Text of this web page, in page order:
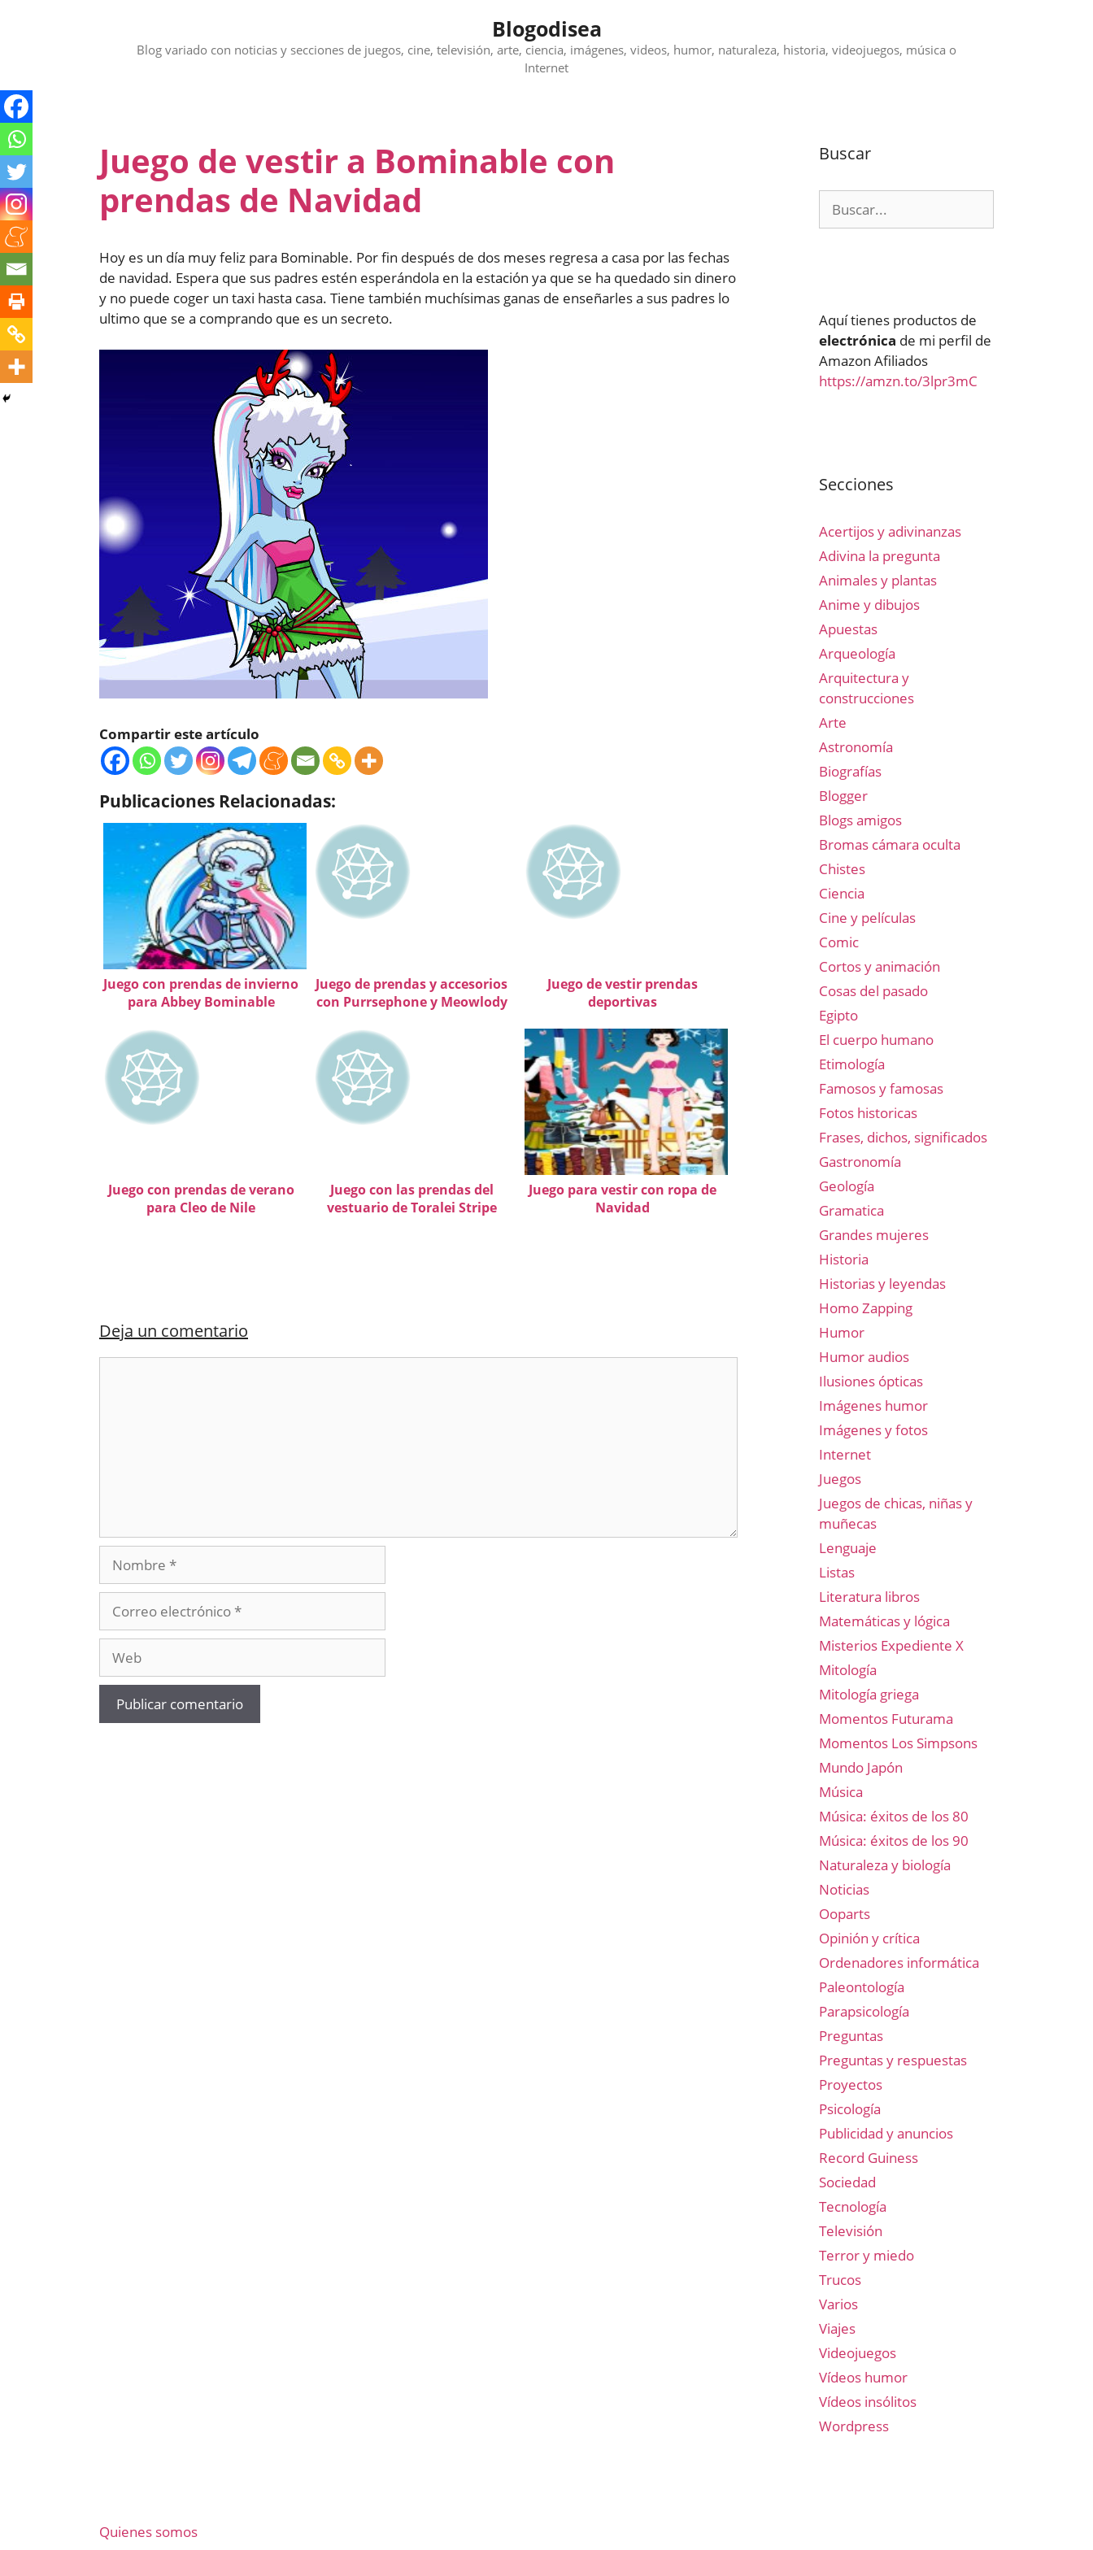
Blogodisea
Blog variado con noticias y secciones de juegos, cine, televisión, arte, ciencia, imágenes, videos, humor, naturaleza, historia, videojuegos, música o
Internet
Juego de vestir a Bominable con
prendas de Navidad
Hoy es un día muy feliz para Bominable. Por fin después de dos meses regresa a casa por las fechas
de navidad. Espera que sus padres estén esperándola en la estación ya que se ha quedado sin dinero
y no puede coger un taxi hasta casa. Tiene también muchísimas ganas de enseñarles a sus padres lo
ultimo que se a comprando que es un secreto.
Compartir este artículo
Publicaciones Relacionadas:
Juego con prendas de invierno
para Abbey Bominable
Juego de prendas y accesorios
con Purrsephone y Meowlody
Juego de vestir prendas
deportivas
Juego con prendas de verano
para Cleo de Nile
Juego con las prendas del
vestuario de Toralei Stripe
Juego para vestir con ropa de
Navidad
Deja un comentario
Nombre
electrónico
Buscar
Aquí tienes productos de
electrónica de mi perfil de
Amazon Afiliados
https://amzn.to/3lpr3mC
Secciones
Acertijos y adivinanzas
Adivina la pregunta
Animales y plantas
Anime y dibujos
Apuestas
Arqueología
Arquitectura y
construcciones
Arte
Astronomía
Biografías
Blogger
Blogs amigos
Bromas cámara oculta
Chistes
Ciencia
Cine y películas
Comic
Cortos y animación
Cosas del pasado
Egipto
El cuerpo humano
Etimología
Famosos y famosas
Fotos historicas
Frases, dichos, significados
Gastronomía
Geología
Gramatica
Grandes mujeres
Historia
Historias y leyendas
Homo Zapping
Humor
Humor audios
Ilusiones ópticas
Imágenes humor
Imágenes y fotos
Internet
Juegos
Juegos de chicas, niñas y
muñecas
Lenguaje
Listas
Literatura libros
Matemáticas y lógica
Misterios Expediente X
Mitología
Mitología griega
Momentos Futurama
Momentos Los Simpsons
Mundo Japón
Música
Música: éxitos de los 80
Música: éxitos de los 90
Naturaleza y biología
Noticias
Ooparts
Opinión y crítica
Ordenadores informática
Paleontología
Parapsicología
Preguntas
Preguntas y respuestas
Proyectos
Psicología
Publicidad y anuncios
Record Guiness
Sociedad
Tecnología
Televisión
Terror y miedo
Trucos
Varios
Viajes
Videojuegos
Vídeos humor
Vídeos insólitos
Wordpress
Quienes somos